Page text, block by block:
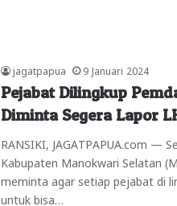
jagatpapua 9 Januari 2024
Pejabat Dilingkup
Diminta Segera Lapor
RANSIKI, JAGATPAPUA.com —
Kabupaten Manokwari Selatan
meminta agar setiap pejabat di
untuk bisa…